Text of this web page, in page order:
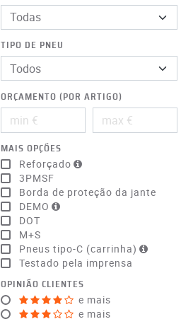
TIPO DE PNEU
ORÇAMENTO (POR ARTIGO)
MAIS OPÇÕES
Reforçado
3PMSF
Borda de proteção da jante
DEMO
DOT
M+S
Pneus tipo-C (carrinha)
Testado pela imprensa
OPINIÃO CLIENTES
e mais
e mais